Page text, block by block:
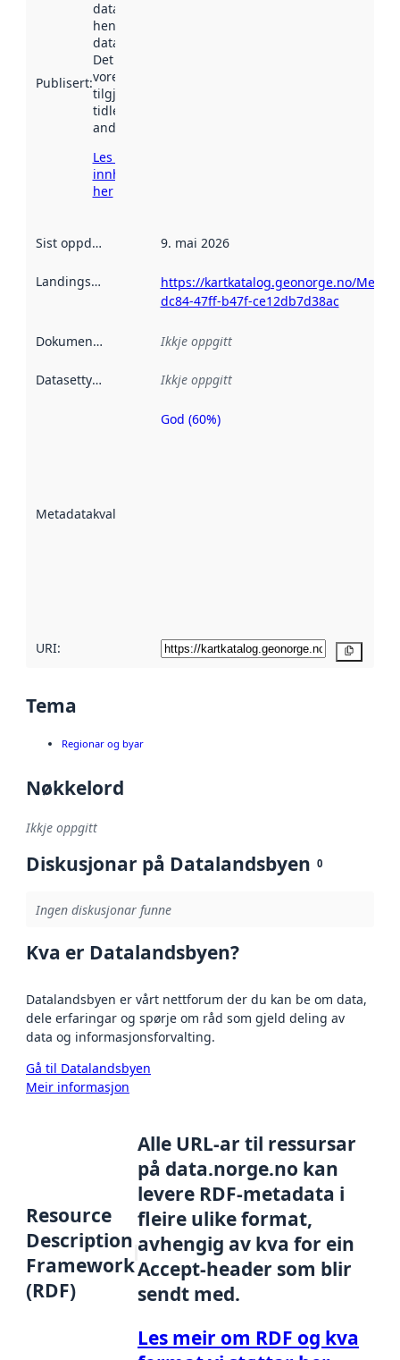
Publisert:
datasettet vart
henta inn av
data.norge.no.
Det kan ha
vore
tilgjengeleg
tidlegare
andre stader.
Les meir om
innhenting
her
Sist oppdatert 9. mai 2026
Landingsside
https://kartkatalog.geonorge.no/
dc84-47ff-b47f-ce12db7d38ac
Dokumentasjon Ikkje oppgitt
Datasettype Ikkje oppgitt
Metadatakvalitet
Metadatakvalitet
God (60%)
URI:
Tema
Regionar og byar
Nøkkelord
Ikkje oppgitt
Diskusjonar på Datalandsbyen 0
Ingen diskusjonar funne
Kva er Datalandsbyen?
Datalandsbyen er vårt nettforum der du kan be om data,
dele erfaringar og spørje om råd som gjeld deling av
data og informasjonsforvalting.
Gå til Datalandsbyen
Meir informasjon
Resource
Description
Framework
(RDF)
Alle URL-ar til ressursar
på data.norge.no kan
levere RDF-metadata i
fleire ulike format,
avhengig av kva for ein
Accept-header som blir
sendt med.
Les meir om RDF og kva